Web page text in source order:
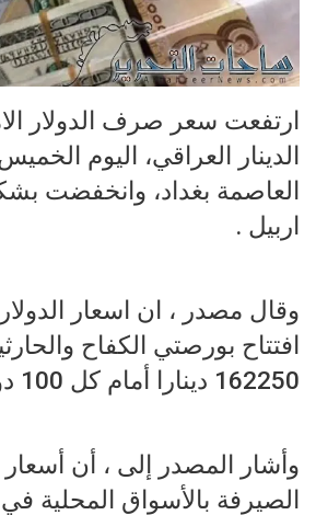
ارتفعت سعر صرف الدولار
الدينار العراقي، اليوم
العاصمة بغداد، وانخفضت
اربيل .
وقال مصدر ، ان اسعار
افتتاح بورصتي الكفاح
162250 دينارا أمام كل 100 دولار.
وأشار المصدر إلى ، أن
الصيرفة بالأسواق المحلية